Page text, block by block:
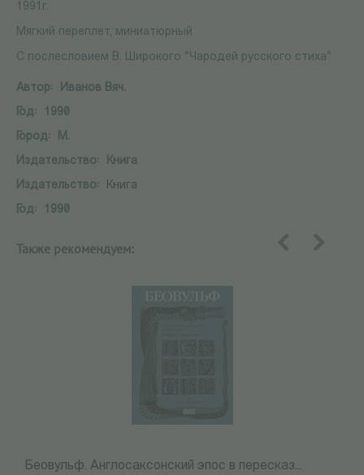
1991г.
Мягкий переплет, миниатюрный
С послесловием В. Широкого "Чародей русского стиха"
Автор:
Иванов Вяч.
Год:
1990
Город:
М.
Издательство:
Книга
Издательство:
Книга
Год:
1990
Также рекомендуем:
Беовульф. Англосаксонский эпос в пересказ...